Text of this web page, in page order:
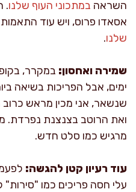
השראה במתכוני העוף שלנו.
אסאדו פרוס, ויש עוד התאמות
שלנו.
שמירה ואחסון:
ימים, אבל הפריכות בשיאה
שנשאר, אני מכין מראש כרוב
ואת הרוטב בצנצנת נפרדת.
מרגיש כמו סלט חדש.
עוד רעיון קטן להגשה:
עלי חסה פריכים כמו